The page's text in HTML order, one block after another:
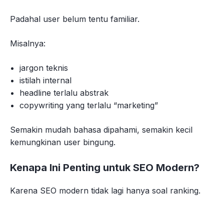
Padahal user belum tentu familiar.
Misalnya:
jargon teknis
istilah internal
headline terlalu abstrak
copywriting yang terlalu “marketing”
Semakin mudah bahasa dipahami, semakin kecil
kemungkinan user bingung.
Kenapa Ini Penting untuk SEO Modern?
Karena SEO modern tidak lagi hanya soal ranking.